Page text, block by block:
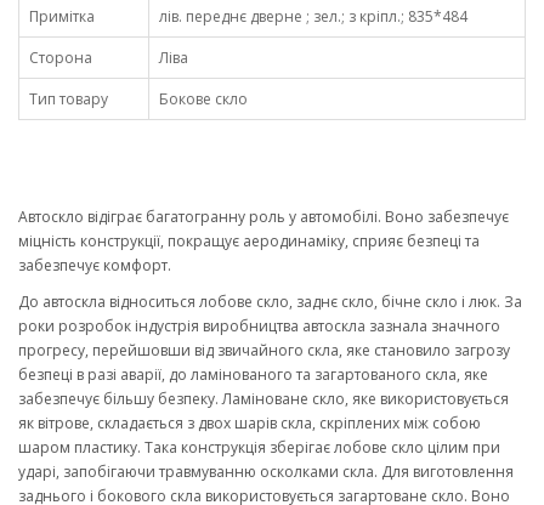
Примітка
лів. переднє дверне ; зел.; з кріпл.; 835*484
Сторона
Ліва
Тип товару
Бокове скло
Автоскло відіграє багатогранну роль у автомобілі. Воно забезпечує
міцність конструкції, покращує аеродинаміку, сприяє безпеці та
забезпечує комфорт.
До автоскла відноситься лобове скло, заднє скло, бічне скло і люк. За
роки розробок індустрія виробництва автоскла зазнала значного
прогресу, перейшовши від звичайного скла, яке становило загрозу
безпеці в разі аварії, до ламінованого та загартованого скла, яке
забезпечує більшу безпеку. Ламіноване скло, яке використовується
як вітрове, складається з двох шарів скла, скріплених між собою
шаром пластику. Така конструкція зберігає лобове скло цілим при
ударі, запобігаючи травмуванню осколками скла. Для виготовлення
заднього і бокового скла використовується загартоване скло. Воно